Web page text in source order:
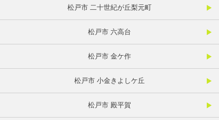
松戸市 二十世紀が丘梨元町
松戸市 六高台
松戸市 金ケ作
松戸市 小金きよしケ丘
松戸市 殿平賀